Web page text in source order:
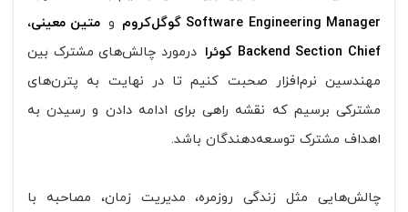
Software Engineering Manager گوگل‌کروم
و متین معینی،
Backend Section Chief کوئرا
درمورد چالش‌های مشترک بین
مهندسین نرم‌افزار صحبت کنیم تا در نهایت به پترن‌های
مشترکی برسیم که نقشه راهی برای ادامه دادن و رسیدن به
اهداف مشترک توسعه‌دهندگان باشد.
چالش‌هایی مثل زندگی روزمره، مدیریت زمان، مصاحبه با